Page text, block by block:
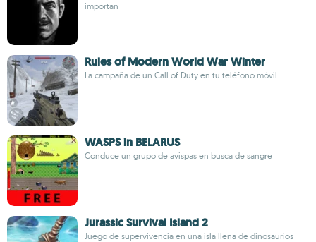
importan
Rules of Modern World War Winter
La campaña de un Call of Duty en tu teléfono móvil
WASPS in BELARUS
Conduce un grupo de avispas en busca de sangre
Jurassic Survival Island 2
Juego de supervivencia en una isla llena de dinosaurios